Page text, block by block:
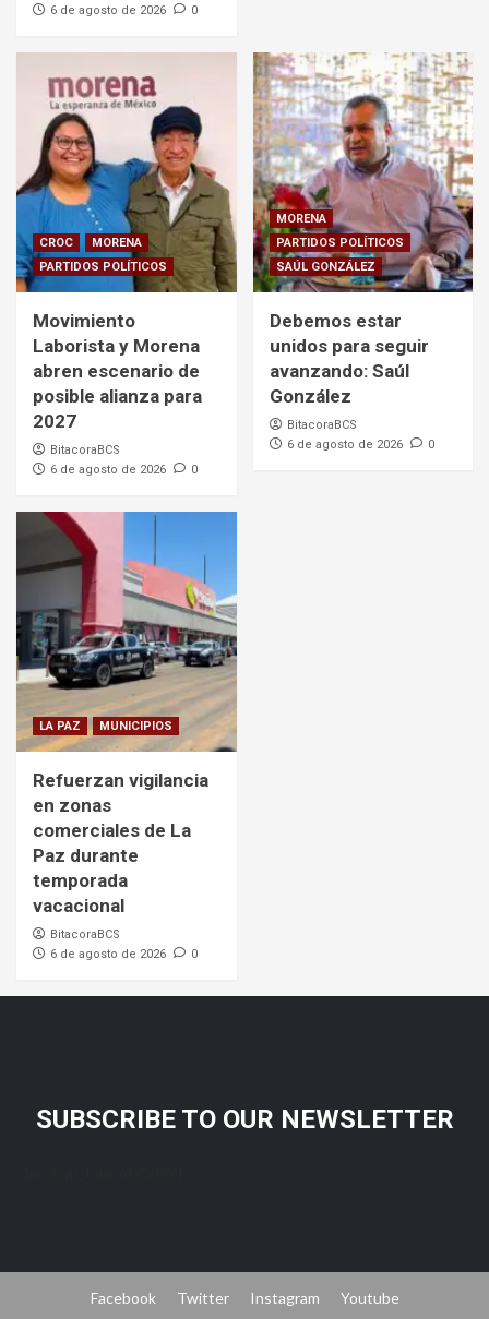
6 de agosto de 2026
0
CROC
MORENA
PARTIDOS POLÍTICOS
Movimiento
Laborista y Morena
abren escenario de
posible alianza para
2027
BitacoraBCS
6 de agosto de 2026
0
MORENA
PARTIDOS POLÍTICOS
SAÚL GONZÁLEZ
Debemos estar
unidos para seguir
avanzando: Saúl
González
BitacoraBCS
6 de agosto de 2026
0
LA PAZ MUNICIPIOS
Refuerzan vigilancia
en zonas
comerciales de La
Paz durante
temporada
vacacional
BitacoraBCS
6 de agosto de 2026
0
SUBSCRIBE TO OUR NEWSLETTER
Facebook Twitter Instagram Youtube